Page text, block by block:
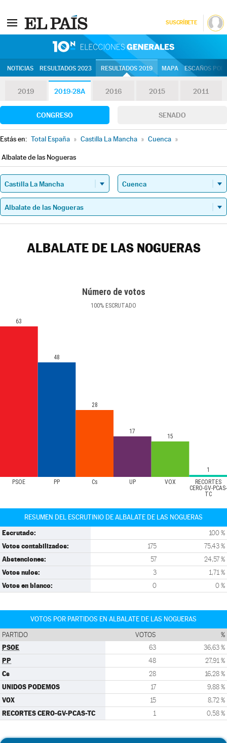
SUSCRÍBETE
NOTICIAS RESULTADOS 2023 RESULTADOS 2019 MAPA ESCAÑOS
2019 2019-28A 2016 2015 2011
CONGRESO SENADO
Estás en: Total España » Castilla La Mancha » Cuenca »
Albalate de las Nogueras
ALBALATE DE LAS NOGUERAS
Número de votos
100% ESCRUTADO
PSOE PP Cs UP VOX
RECORTES
CERO-GV-PCAS-
TC
63
48
28
17
15
1
RESUMEN DEL ESCRUTINIO DE ALBALATE DE LAS NOGUERAS
Escrutado: 100 %
Votos contabilizados: 175 75,43 %
Abstenciones: 57 24,57 %
Votos nulos: 3 1,71 %
Votos en blanco: 0 0 %
VOTOS POR PARTIDOS EN ALBALATE DE LAS NOGUERAS
PARTIDO VOTOS %
PSOE 63 36,63 %
PP 48 27,91 %
Cs 28 16,28 %
UNIDOS PODEMOS 17 9,88 %
VOX 15 8,72 %
RECORTES CERO-GV-PCAS-TC 1 0,58 %